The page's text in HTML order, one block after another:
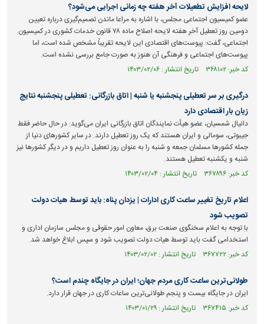
لایحه افزایش تطعیلات آخر هفته چه زمانی اجرایی می‌شود؟
عضو کمیسیون اجتماعی مجلس، با اشاره به مراعا ماندن تصمیم‌گیری درباره تعیین
دومین روز تعطیل آخر هفته لایحه اصلاح ماده ۷۸ قانون خدمات کشوری در کمیسیون
اجتماعی، گفت: پیوست‌های اقتصادی این لایحه تقریباً مشخص شده است، اما
پیوست‌های اجتماعی و فرهنگی آن هنوز به صورت جامع بررسی نشده است.
کد خبر: ۳۶۸۱۰۲ تاریخ انتشار : ۱۴۰۳/۰۲/۰۶
درگیری بر سر تعطیلی پنجشنبه یا شنبه | اتاق بازرگانی: تعطیلی پنجشنبه نتایج
زیان بار اقتصادی دارد
دانیال شمسیان، عضو هیأت نمایندگان اتاق بازرگانی ایران می‌گوید: در حال حاضر فقط
جیبوتی، سومالی و ایران هستند که یک روز تعطیل دارند. در سایر کشور‌های دنیا از
جمله کشور‌ها مسلمان جمعه و شنبه را به عنوان روز تعطیل داریم و در دیگر کشور‌ها نیز
شنبه و یکشنبه تعطیل هستند.
کد خبر: ۳۶۷۸۹۶ تاریخ انتشار : ۱۴۰۳/۰۲/۰۴
اعلام تاریخ تغییر ساعت کاری ادارات | یزدان پناه: باید توسط هیات دولت
تصویب شود
با توجه به اعلام سخنگوی صنعت برق، معاون امور حقوقی و مجلس سازمان اداری و
استخدامی گفت باید توسط هیات دولت تصویب شود و سپس ابلاغ خواهد شد.
کد خبر: ۳۶۷۷۲۲ تاریخ انتشار : ۱۴۰۳/۰۲/۰۲
طولانی‌ترین ساعت کاری مردم جهان؛ ایران در جایگاه چندم است؟
ایران در جایگاه بیست و پنجم طولانی‌ترین ساعات کاری در جهان قرار دارد.
کد خبر: ۳۶۷۴۱۵ تاریخ انتشار : ۱۴۰۳/۰۱/۲۹